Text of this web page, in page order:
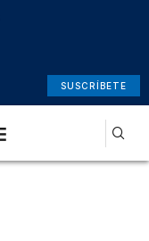
SUSCRÍBETE